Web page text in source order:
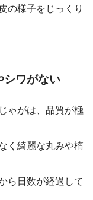
の様子をじっくり
シワがない
ゃがは、品質が極
く綺麗な丸みや楕
ら日数が経過して